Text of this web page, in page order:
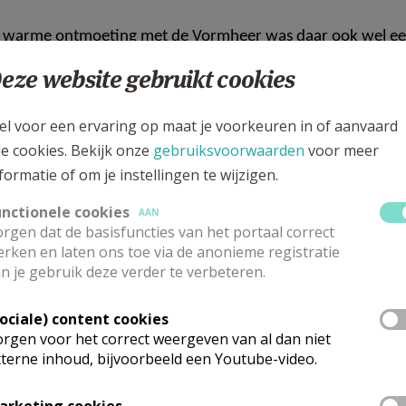
ontmoeting met de Vormheer was daar ook wel
eerste communie en Vormsel. Maar we willen jullie en
voor de vele momenten van aandacht, vriendschap
het begin kan zijn van een nieuw hoofdstuk voor jullie,
onze gemeenschap. Maar vooral ook dat jullie vanuit
liefde en aandacht voor “de andere”.
zijn een glimlach en de aandacht voor elkaar.
website gebruikt cookies
voor een ervaring op maat je voorkeuren in of aanvaard
cookies. Bekijk onze gebruiksvoorwaarden voor meer
of om je instellingen te wijzigen.
cookies
AAN
dat de basisfuncties van het portaal correct
en laten ons toe via de anonieme registratie
je gebruik deze verder te verbeteren.
content cookies
voor het correct weergeven van al dan niet
inhoud, bijvoorbeeld een Youtube-video.